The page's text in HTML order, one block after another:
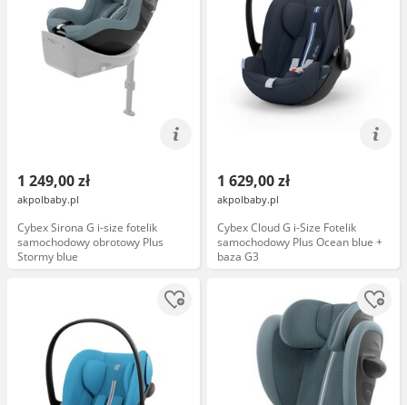
1 249,00 zł
akpolbaby.pl
Cybex Sirona G i-size fotelik
samochodowy obrotowy Plus
Stormy blue
1 629,00 zł
akpolbaby.pl
Cybex Cloud G i-Size Fotelik
samochodowy Plus Ocean blue +
baza G3